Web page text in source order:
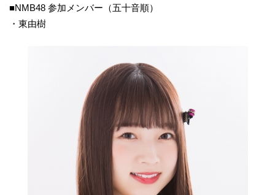
■NMB48 参加メンバー（五十音順）
・東由樹